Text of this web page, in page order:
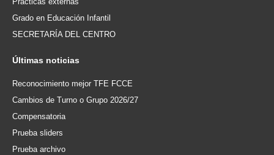
Grado en Educación Infantil
SECRETARÍA DEL CENTRO
Últimas noticias
Reconocimiento mejor TFE FCCE
Cambios de Turno o Grupo 2026/27
Compensatoria
Prueba sliders
Prueba archivo